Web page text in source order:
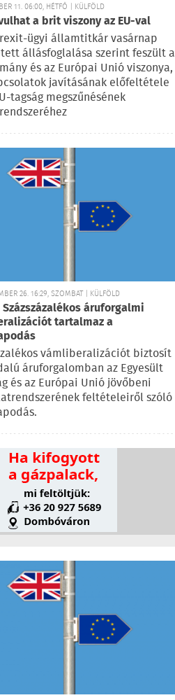
11. 06:00, HÉTFŐ | KÜLFÖLD
a brit viszony az EU-val
ügyi államtitkár vasárnap
állásfoglalása szerint feszült a
és az Európai Unió viszonya,
javításának előfeltétele
tagság megszűnésének
26. 16:29, SZOMBAT | KÜLFÖLD
áruforgalmi
tartalmaz a
vámliberalizációt biztosít
áruforgalomban az Egyesült
és az Európai Unió jövőbeni
feltételeiről szóló